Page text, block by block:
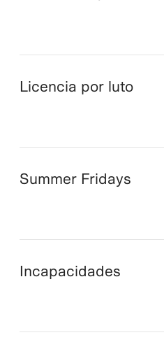
Licencia por luto
Summer Fridays
Incapacidades